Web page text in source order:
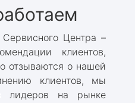
Центра –
клиентов,
отзываются о нашей
клиентов, мы
лидеров на рынке